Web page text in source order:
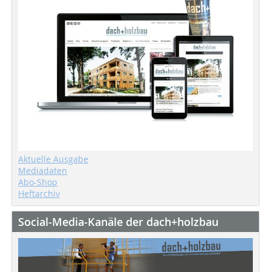
Aktuelle Ausgabe
Mediadaten
Abo-Shop
Heftarchiv
Social-Media-Kanäle der dach+holzbau